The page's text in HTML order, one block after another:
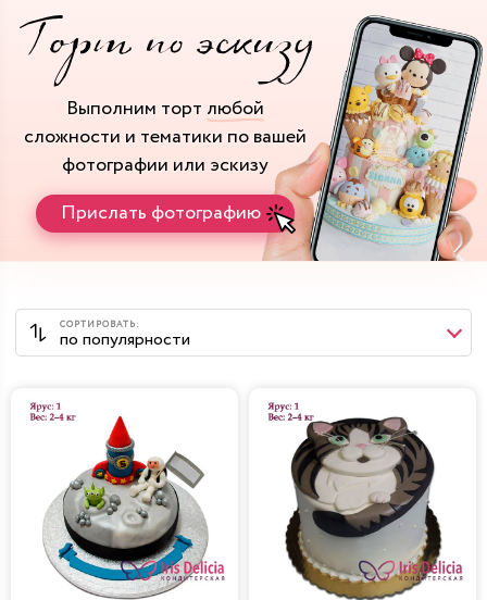
Выполним торт любой
сложности и тематики по вашей
фотографии или эскизу
Прислать фотографию